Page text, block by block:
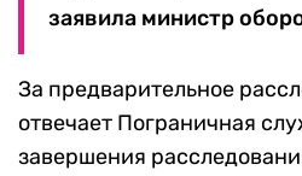
заявила министр
За предварительное
отвечает Пограничная
завершения